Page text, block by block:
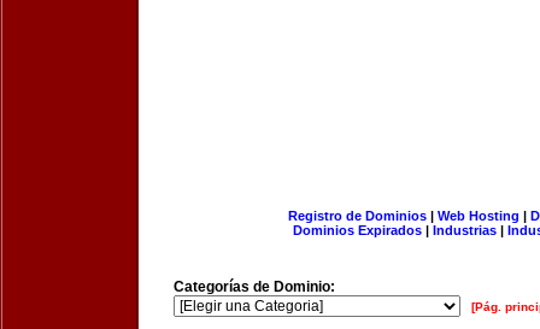
Registro de Dominios| Web Hosting |
Dominios Expirados | Industrias |
Categorías de Dominio:
[Pág.